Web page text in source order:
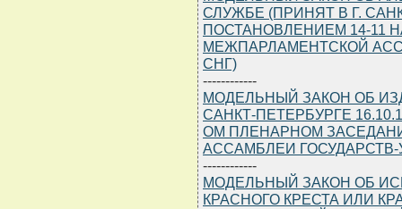
СЛУЖБЕ (ПРИНЯТ В Г.
ПОСТАНОВЛЕНИЕМ 14-11
МЕЖПАРЛАМЕНТСКОЙ
СНГ)
------------
МОДЕЛЬНЫЙ ЗАКОН ОБ
САНКТ-ПЕТЕРБУРГЕ
ОМ ПЛЕНАРНОМ
АССАМБЛЕИ
------------
МОДЕЛЬНЫЙ ЗАКОН ОБ
КРАСНОГО КРЕСТА ИЛИ